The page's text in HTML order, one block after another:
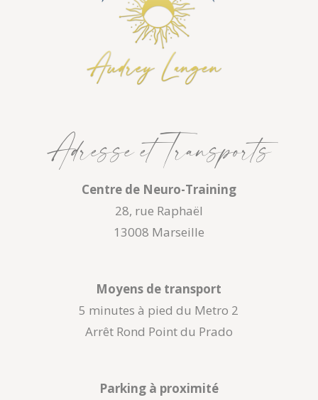
Adresse et Transports
Centre de Neuro-Training
28, rue Raphaël
13008 Marseille
Moyens de transport
5 minutes à pied du Metro 2
Arrêt Rond Point du Prado
Parking à proximité